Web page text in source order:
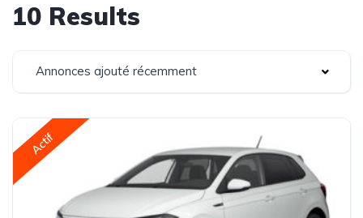
10 Results
Annonces ajouté récemment
Actif